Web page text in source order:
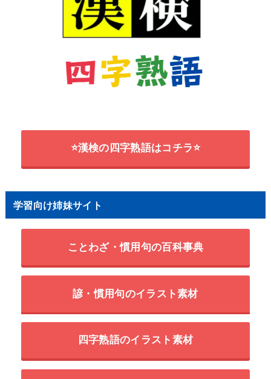
⭐漢検の四字熟語はコチラ⭐
学習向け姉妹サイト
ことわざ・慣用句の百科事典
諺・慣用句のイラスト素材
四字熟語のイラスト素材